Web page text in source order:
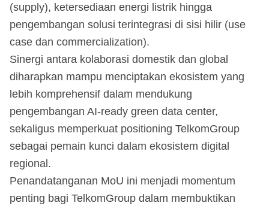
(supply), ketersediaan energi listrik hingga
pengembangan solusi terintegrasi di sisi hilir (use
case dan commercialization).
Sinergi antara kolaborasi domestik dan global
diharapkan mampu menciptakan ekosistem yang
lebih komprehensif dalam mendukung
pengembangan AI-ready green data center,
sekaligus memperkuat positioning TelkomGroup
sebagai pemain kunci dalam ekosistem digital
regional.
Penandatanganan MoU ini menjadi momentum
penting bagi TelkomGroup dalam membuktikan